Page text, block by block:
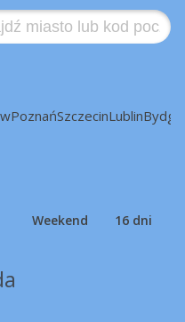
PoznańSzczecinLublin
Weekend 16 dni